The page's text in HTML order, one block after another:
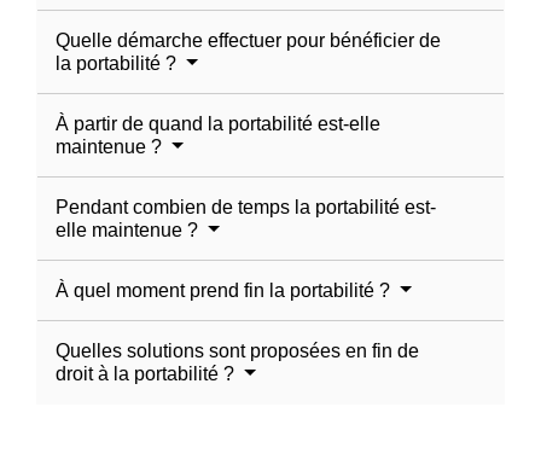
Quelle démarche effectuer pour bénéficier de
la portabilité ?
À partir de quand la portabilité est-elle
maintenue ?
Pendant combien de temps la portabilité est-
elle maintenue ?
À quel moment prend fin la portabilité ?
Quelles solutions sont proposées en fin de
droit à la portabilité ?